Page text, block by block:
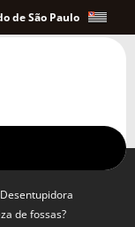
de fossas?
de São Paulo